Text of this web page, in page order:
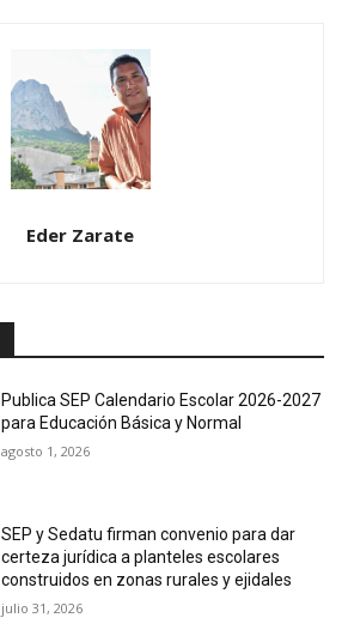
Eder Zarate
Publica SEP Calendario Escolar 2026-2027
para Educación Básica y Normal
agosto 1, 2026
SEP y Sedatu firman convenio para dar
certeza jurídica a planteles escolares
construidos en zonas rurales y ejidales
julio 31, 2026